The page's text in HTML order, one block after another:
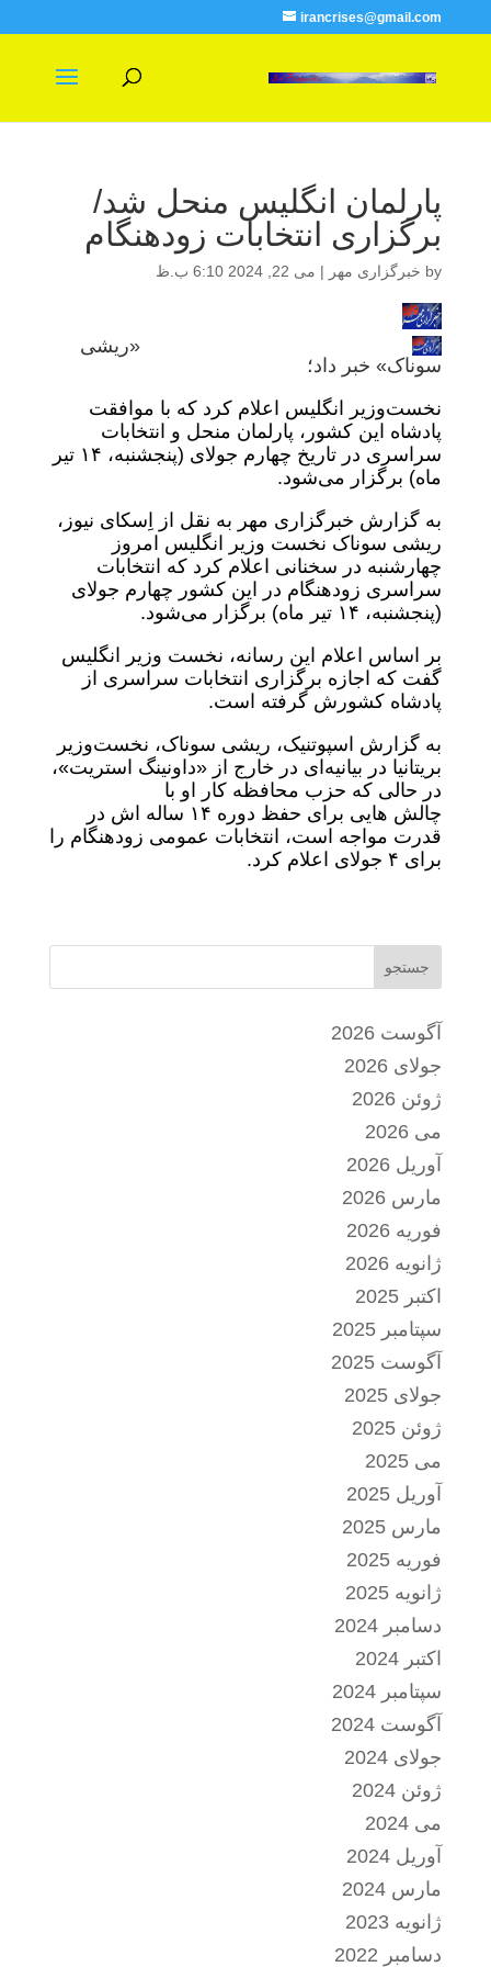
irancrises@gmail.com
پارلمان انگلیس منحل شد/
برگزاری انتخابات زودهنگام
by خبرگزاری مهر | می 22, 2024 6:10 ب.ظ
«ریشی
سوناک» خبر داد؛
نخست‌وزیر انگلیس اعلام کرد که با موافقت
پادشاه این کشور، پارلمان منحل و انتخابات
سراسری در تاریخ چهارم جولای (پنجشنبه، ۱۴ تیر
ماه) برگزار می‌شود.
به گزارش خبرگزاری مهر به نقل از اِسکای نیوز،
ریشی سوناک نخست وزیر انگلیس امروز
چهارشنبه در سخنانی اعلام کرد که انتخابات
سراسری زودهنگام در این کشور چهارم جولای
(پنجشنبه، ۱۴ تیر ماه) برگزار می‌شود.
بر اساس اعلام این رسانه، نخست وزیر انگلیس
گفت که اجازه برگزاری انتخابات سراسری از
پادشاه کشورش گرفته است.
به گزارش اسپوتنیک، ریشی سوناک، نخست‌وزیر
بریتانیا در بیانیه‌ای در خارج از «داونینگ استریت»،
در حالی که حزب محافظه کار او با
چالش‌ هایی برای حفظ دوره ۱۴ ساله‌ اش در
قدرت مواجه است، انتخابات عمومی زودهنگام را
برای ۴ جولای اعلام کرد.
جستجو
آگوست 2026
جولای 2026
ژوئن 2026
می 2026
آوریل 2026
مارس 2026
فوریه 2026
ژانویه 2026
اکتبر 2025
سپتامبر 2025
آگوست 2025
جولای 2025
ژوئن 2025
می 2025
آوریل 2025
مارس 2025
فوریه 2025
ژانویه 2025
دسامبر 2024
اکتبر 2024
سپتامبر 2024
آگوست 2024
جولای 2024
ژوئن 2024
می 2024
آوریل 2024
مارس 2024
ژانویه 2023
دسامبر 2022